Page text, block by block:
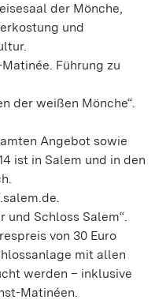
der Mönche,
und
Führung zu
der weißen Mönche“.
Angebot sowie
ist in Salem und in den
und Schloss Salem“.
von 30 Euro
mit allen
werden – inklusive
Matinéen.